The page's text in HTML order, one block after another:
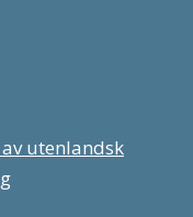
utenlandsk